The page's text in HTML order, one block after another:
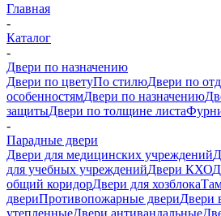
Главная
-
Каталог
-
Двери по назначению
Двери по цветуПо стилюДвери по
особенностямДвери по назначению
защитыДвери по толщине листа
-
Парадные двери
Двери для медицинских учреждений
для учебных учрежденийДвери КХО
общий коридорДвери для хозблока
двериПротивопожарные двериДвери
утепленныеДвери антивандальные